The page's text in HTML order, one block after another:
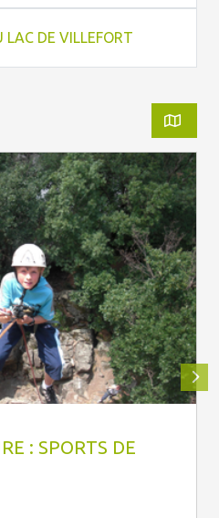
LAC DE VILLEFORT
: SPORTS DE